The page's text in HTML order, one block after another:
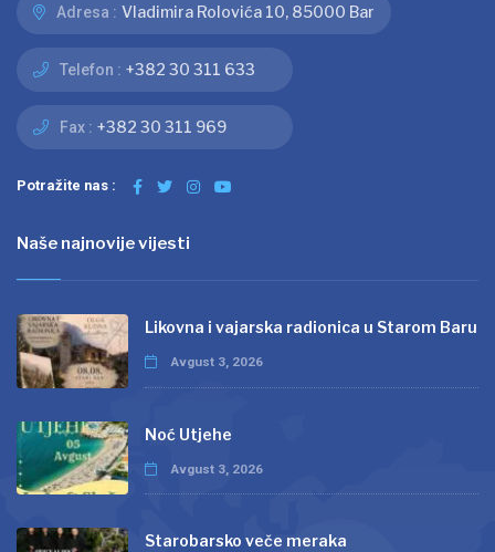
Adresa : Vladimira Rolovića 10, 85000 Bar
Telefon : +382 30 311 633
Fax : +382 30 311 969
Potražite nas :
Naše najnovije vijesti
Likovna i vajarska radionica u Starom Baru
Avgust 3, 2026
Noć Utjehe
Avgust 3, 2026
Starobarsko veče meraka